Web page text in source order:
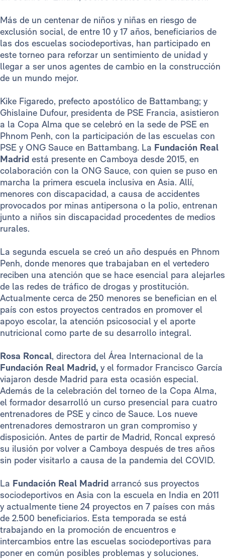
Más de un centenar de niños y niñas en riesgo de
exclusión social, de entre 10 y 17 años, beneficiarios de
las dos escuelas sociodeportivas, han participado en
este torneo para reforzar un sentimiento de unidad y
llegar a ser unos agentes de cambio en la construcción
de un mundo mejor.
Kike Figaredo, prefecto apostólico de Battambang; y
Ghislaine Dufour, presidenta de PSE Francia, asistieron
a la Copa Alma que se celebró en la sede de PSE en
Phnom Penh, con la participación de las escuelas con
PSE y ONG Sauce en Battambang. La Fundación Real
Madrid está presente en Camboya desde 2015, en
colaboración con la ONG Sauce, con quien se puso en
marcha la primera escuela inclusiva en Asia. Allí,
menores con discapacidad, a causa de accidentes
provocados por minas antipersona o la polio, entrenan
junto a niños sin discapacidad procedentes de medios
rurales.
La segunda escuela se creó un año después en Phnom
Penh, donde menores que trabajaban en el vertedero
reciben una atención que se hace esencial para alejarles
de las redes de tráfico de drogas y prostitución.
Actualmente cerca de 250 menores se benefician en el
país con estos proyectos centrados en promover el
apoyo escolar, la atención psicosocial y el aporte
nutricional como parte de su desarrollo integral.
Rosa Roncal, directora del Área Internacional de la
Fundación Real Madrid, y el formador Francisco García
viajaron desde Madrid para esta ocasión especial.
Además de la celebración del torneo de la Copa Alma,
el formador desarrolló un curso presencial para cuatro
entrenadores de PSE y cinco de Sauce. Los nueve
entrenadores demostraron un gran compromiso y
disposición. Antes de partir de Madrid, Roncal expresó
su ilusión por volver a Camboya después de tres años
sin poder visitarlo a causa de la pandemia del COVID.
La Fundación Real Madrid arrancó sus proyectos
sociodeportivos en Asia con la escuela en India en 2011
y actualmente tiene 24 proyectos en 7 países con más
de 2.500 beneficiarios. Esta temporada se está
trabajando en la promoción de encuentros e
intercambios entre las escuelas sociodeportivas para
poner en común posibles problemas y soluciones.